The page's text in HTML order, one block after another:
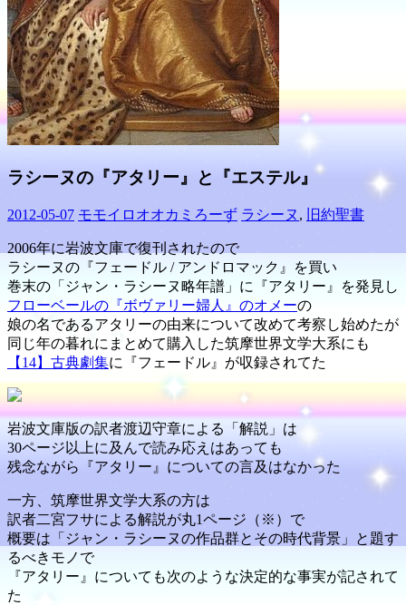
ラシーヌの『アタリー』と『エステル』
2012-05-07 モモイロオオカミろーず ラシーヌ , 旧約聖書
2006年に岩波文庫で復刊されたので
ラシーヌの『フェードル / アンドロマック』を買い
巻末の「ジャン・ラシーヌ略年譜」に『アタリー』を発見し
フローベールの『ボヴァリー婦人』のオメーの
娘の名であるアタリーの由来について改めて考察し始めたが
同じ年の暮れにまとめて購入した筑摩世界文学大系にも
【14】古典劇集に『フェードル』が収録されてた
岩波文庫版の訳者渡辺守章による「解説」は
30ページ以上に及んで読み応えはあっても
残念ながら『アタリー』についての言及はなかった
一方、筑摩世界文学大系の方は
訳者二宮フサによる解説が丸1ページ（※）で
概要は「ジャン・ラシーヌの作品群とその時代背景」と題す
るべきモノで
『アタリー』についても次のような決定的な事実が記されて
た